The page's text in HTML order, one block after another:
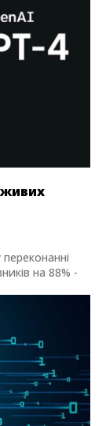
живих
на 88% -